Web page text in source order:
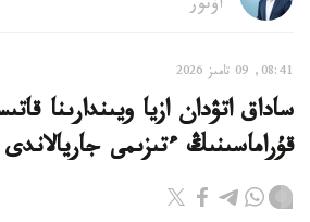
اۆتور
08:41, 09 تامىز 2026
ساداق اتۋدان ازيا ويىندارىنا
قۇراماسىنىڭ ءتىزىمى جاريالاندى